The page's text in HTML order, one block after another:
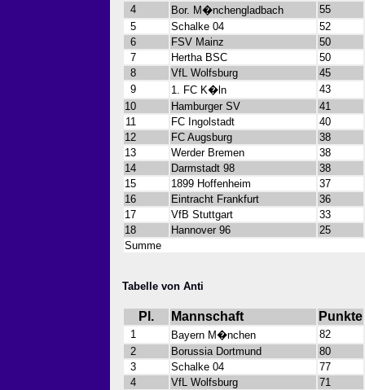
4
Bor. M�nchengladbach
55
5
Schalke 04
52
6
FSV Mainz
50
7
Hertha BSC
50
8
VfL Wolfsburg
45
9
1. FC K�ln
43
10
Hamburger SV
41
11
FC Ingolstadt
40
12
FC Augsburg
38
13
Werder Bremen
38
14
Darmstadt 98
38
15
1899 Hoffenheim
37
16
Eintracht Frankfurt
36
17
VfB Stuttgart
33
18
Hannover 96
25
Summe
Tabelle von Anti
Pl. Mannschaft Punkte
1 Bayern M�nchen
82
2
Borussia Dortmund
80
3
Schalke 04
77
4
VfL Wolfsburg
71